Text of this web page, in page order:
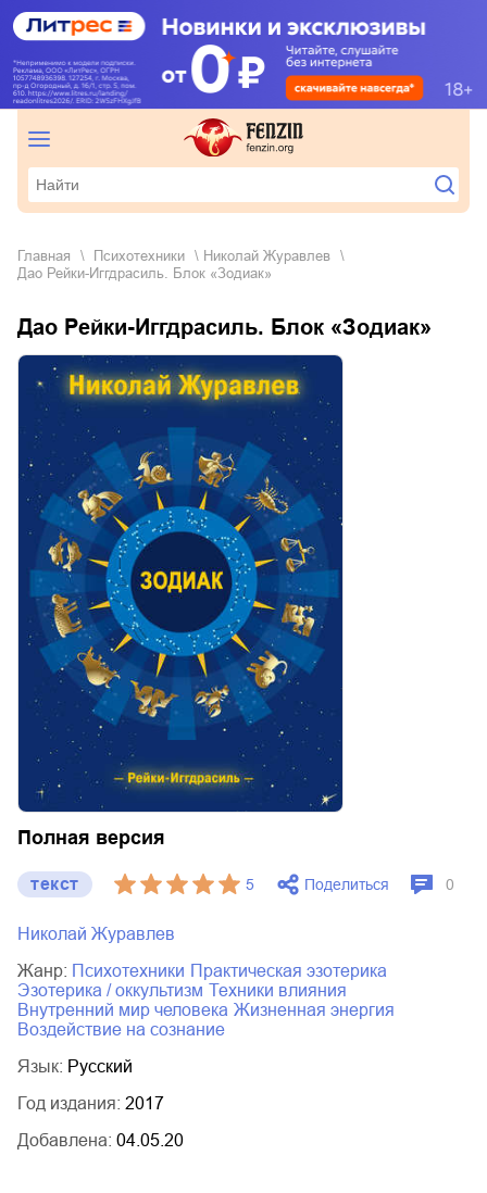
Главная психотехники
Николай Журавлев
Дао Рейки-Иггдрасиль. Блок «Зодиак»
Дао Рейки-Иггдрасиль. Блок «Зодиак»
Полная версия
текст 5 Поделиться 0
Николай Журавлев
Жанр:
психотехники
практическая эзотерика
эзотерика / оккультизм
техники влияния
внутренний мир человека
жизненная энергия
воздействие на сознание
Язык: Русский
Год издания: 2017
Добавлена: 04.05.20